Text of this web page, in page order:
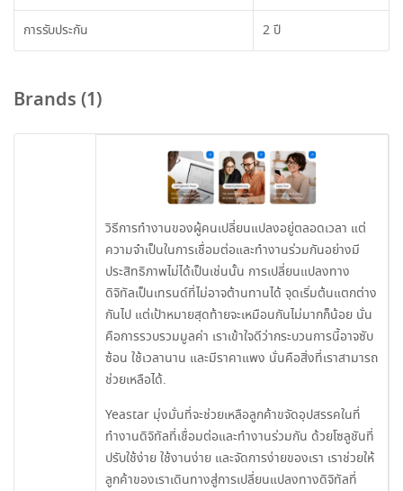
การรับประกัน 2 ปี
Brands (1)
วิธีการทำงานของผู้คนเปลี่ยนแปลงอยู่ตลอดเวลา แต่
ความจำเป็นในการเชื่อมต่อและทำงานร่วมกันอย่างมี
ประสิทธิภาพไม่ได้เป็นเช่นนั้น การเปลี่ยนแปลงทาง
ดิจิทัลเป็นเทรนด์ที่ไม่อาจต้านทานได้ จุดเริ่มต้นแตกต่าง
กันไป แต่เป้าหมายสุดท้ายจะเหมือนกันไม่มากก็น้อย นั่น
คือการรวบรวมมูลค่า เราเข้าใจดีว่ากระบวนการนี้อาจซับ
ซ้อน ใช้เวลานาน และมีราคาแพง นั่นคือสิ่งที่เราสามารถ
ช่วยเหลือได้.
Yeastar มุ่งมั่นที่จะช่วยเหลือลูกค้าขจัดอุปสรรคในที่
ทำงานดิจิทัลที่เชื่อมต่อและทำงานร่วมกัน ด้วยโซลูชันที่
ปรับใช้ง่าย ใช้งานง่าย และจัดการง่ายของเรา เราช่วยให้
ลูกค้าของเราเดินทางสู่การเปลี่ยนแปลงทางดิจิทัลที่